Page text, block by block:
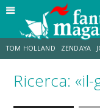
TOM HOLLAND ZENDAYA
STRANIMONDI LUCCA
Ricerca: